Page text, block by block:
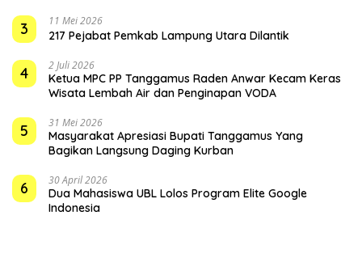
3 11 Mei 2026
217 Pejabat Pemkab Lampung Utara Dilantik
4 2 Juli 2026
Ketua MPC PP Tanggamus Raden Anwar Kecam Keras
Wisata Lembah Air dan Penginapan VODA
5 31 Mei 2026
Masyarakat Apresiasi Bupati Tanggamus Yang
Bagikan Langsung Daging Kurban
6 30 April 2026
Dua Mahasiswa UBL Lolos Program Elite Google
Indonesia